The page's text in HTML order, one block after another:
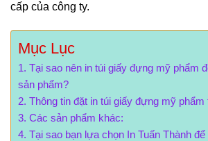
cấp của công ty.
Mục Lục
Tại sao nên in túi giấy đựng mỹ phẩm
sản phẩm?
Thông tin đặt in túi giấy đựng mỹ phẩm
Các sản phẩm khác:
Tại sao bạn lựa chọn In Tuấn Thành